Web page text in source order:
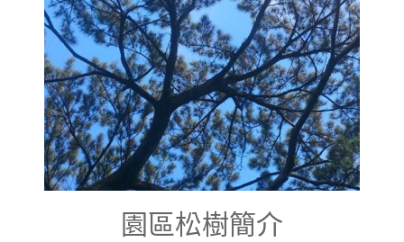
園區松樹簡介